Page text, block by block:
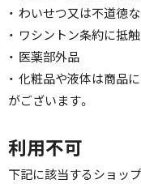
・ わいせつ又は不道徳
・ ワシントン条約に抵
・ 医薬部外品
・ 化粧品や液体は商品
がございます。
利用不可
下記に該当するショッ